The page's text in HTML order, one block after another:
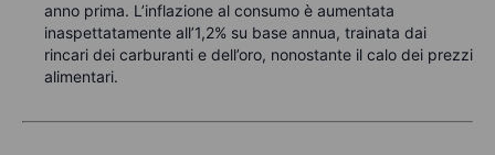
anno prima. L’inflazione al consumo è aumentata
inaspettatamente all’1,2% su base annua, trainata dai
rincari dei carburanti e dell’oro, nonostante il calo dei prezzi
alimentari.